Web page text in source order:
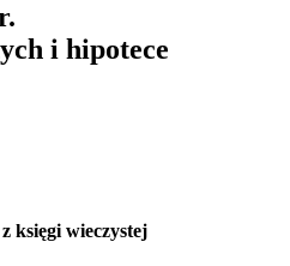
i hipotece
księgi wieczystej